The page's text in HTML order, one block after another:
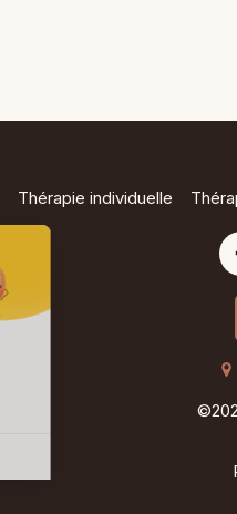
Thérapie individuelle